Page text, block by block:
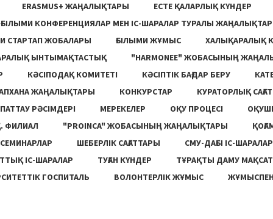
ERASMUS+ ЖАҢАЛЫҚТАРЫ
ЕСТЕ ҚАЛАРЛЫҚ КҮНДЕР
ҒЫЛЫМИ КОНФЕРЕНЦИЯЛАР МЕН ІС-ШАРАЛАР ТУРАЛЫ ЖАҢАЛЫҚТАР
СТАРТАП ЖОБАЛАРЫ
ҒЫЛЫМИ ЖҰМЫС
ХАЛЫҚАРАЛЫҚ
ЫНТЫМАҚТАСТЫҚ
"HARMONEE" ЖОБАСЫНЫҢ
КӘСІПОДАҚ КОМИТЕТІ КӘСІПТІК БАҒДАР БЕРУ
ЖАҢАЛЫҚТАРЫ
КОНКУРСТАР
КУРАТОРЛЫҚ
РӘСІМДЕРІ
МЕРЕКЕЛЕР ОҚУ ПРОЦЕСІ
ФИЛИАЛ
"PROINCA" ЖОБАСЫНЫҢ ЖАҢАЛЫҚТАРЫ
СЕМИНАРЛАР
ШЕБЕРЛІК САҒАТТАРЫ
СМУ-ДАҒЫ ІС-ШАРАЛАР
ІС-ШАРАЛАР
ТУҒАН КҮНДЕР
ТҰРАҚТЫ ДАМУ
ГОСПИТАЛЬ
ВОЛОНТЕРЛІК ЖҰМЫС